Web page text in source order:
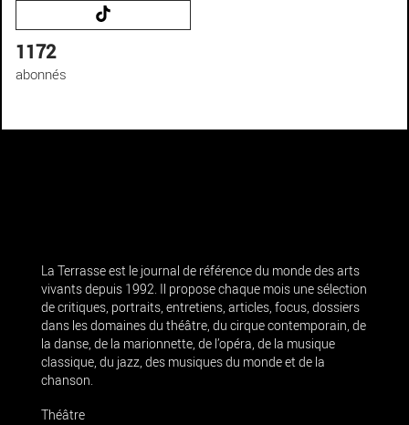
1172
abonnés
La Terrasse est le journal de référence du monde des arts
vivants depuis 1992. Il propose chaque mois une sélection
de critiques, portraits, entretiens, articles, focus, dossiers
dans les domaines du théâtre, du cirque contemporain, de
la danse, de la marionnette, de l’opéra, de la musique
classique, du jazz, des musiques du monde et de la
chanson.
Théâtre